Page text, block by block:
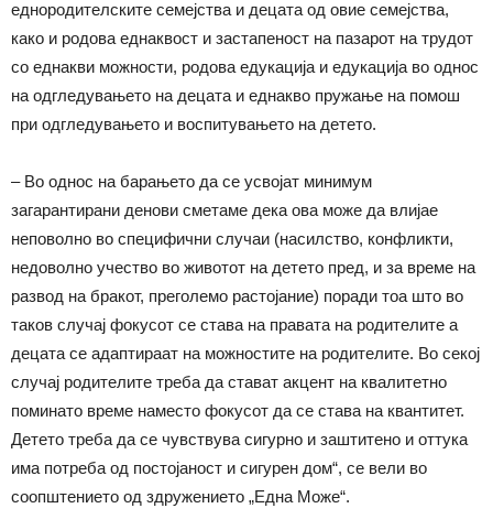
еднородителските семејства и децата од овие семејства,
како и родова еднаквост и застапеност на пазарот на трудот
со еднакви можности, родова едукација и едукација во однос
на одгледувањето на децата и еднакво пружање на помош
при одгледувањето и воспитувањето на детето.
– Во однос на барањето да се усвојат минимум
загарантирани денови сметаме дека ова може да влијае
неповолно во специфични случаи (насилство, конфликти,
недоволно учество во животот на детето пред, и за време на
развод на бракот, преголемо растојание) поради тоа што во
таков случај фокусот се става на правата на родителите а
децата се адаптираат на можностите на родителите. Во секој
случај родителите треба да стават акцент на квалитетно
поминато време наместо фокусот да се става на квантитет.
Детето треба да се чувствува сигурно и заштитено и оттука
има потреба од постојаност и сигурен дом“, се вели во
соопштението од здружението „Една Може“.